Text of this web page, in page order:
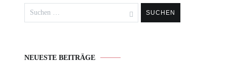
nach:
NEUESTE BEITRÄGE